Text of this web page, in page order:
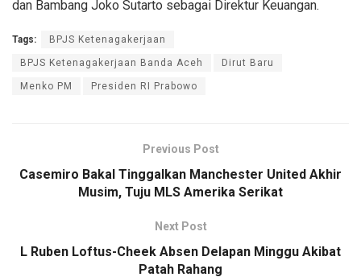
dan Bambang Joko Sutarto sebagai Direktur Keuangan.
Tags: BPJS Ketenagakerjaan
BPJS Ketenagakerjaan Banda Aceh Dirut Baru
Menko PM Presiden RI Prabowo
Previous Post
Casemiro Bakal Tinggalkan Manchester United Akhir
Musim, Tuju MLS Amerika Serikat
Next Post
L Ruben Loftus-Cheek Absen Delapan Minggu Akibat
Patah Rahang